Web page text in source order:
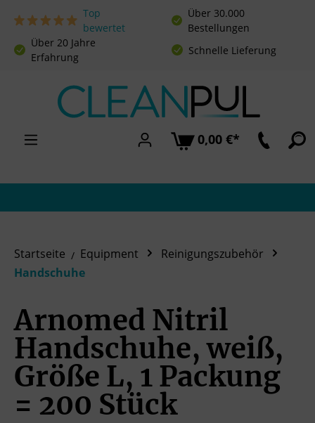
Zum Hauptinhalt springen
Top
bewertet
Über 30.000
Bestellungen
Über 20 Jahre
Erfahrung
Schnelle Lieferung
0,00 €*
Startseite Equipment
Reinigungszubehör
Handschuhe
Arnomed Nitril
Handschuhe, weiß,
Größe L, 1 Packung
= 200 Stück